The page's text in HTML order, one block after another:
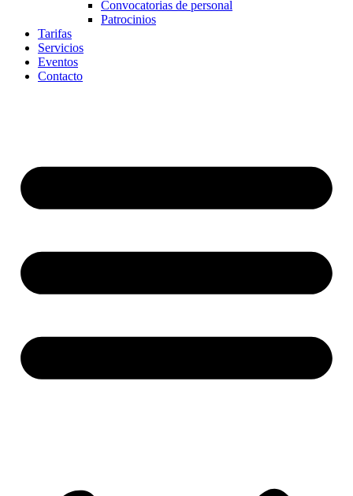
Convocatorias de personal
Patrocinios
Tarifas
Servicios
Eventos
Contacto